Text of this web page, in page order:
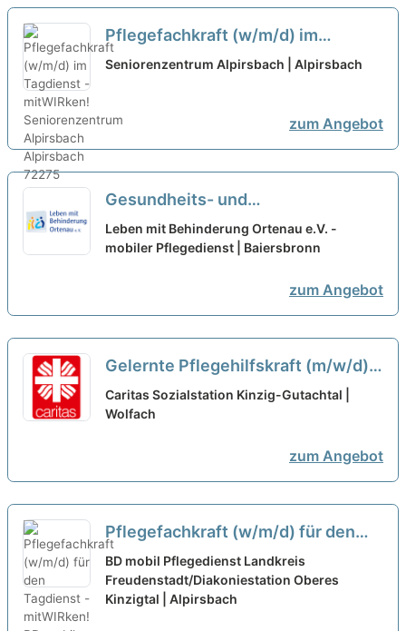
Pflegefachkraft (w/m/d) im
Tagdienst - mitWIRken! neu
Seniorenzentrum Alpirsbach | Alpirsbach
zum Angebot
Gesundheits- und
Krankenpfleger:in (w/m/d) in
Teilzeit für eine Einzelbetreuung -
Leben mit Behinderung Ortenau e.V. -
mobiler Pflegedienst | Baiersbronn
zum Angebot
Gelernte Pflegehilfskraft (m/w/d)
im Spätdienst in Teilzeit (bis zu
60%) - Dein neuer Arbeitsplatz in
Caritas Sozialstation Kinzig-Gutachtal |
Wolfach
zum Angebot
Pflegefachkraft (w/m/d) für den
Tagdienst - mitWIRken! neu
BD mobil Pflegedienst Landkreis
Freudenstadt/Diakoniestation Oberes
Kinzigtal | Alpirsbach